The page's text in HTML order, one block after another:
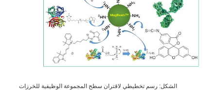
الشكل: رسم تخطيطي لاقتران سطح المجموعة الوظيفية للخرزات